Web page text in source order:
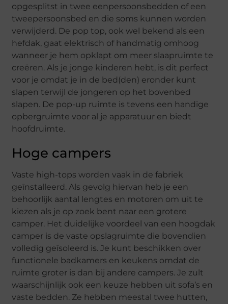
opgesplitst in twee eenpersoonsbedden of een
tweepersoonsbed en die soms kunnen worden
verwijderd. De pop top, ook wel bekend als een
hefdak, gaat elektrisch of handmatig omhoog
wanneer je hem opklapt om meer slaapruimte te
creëren. Als je jonge kinderen hebt, is dit perfect
voor je omdat je in de bed(den) eronder kunt
slapen terwijl de jongeren op het bovenbed
slapen. De pop-up ruimte is tevens een handige
opbergruimte voor al je apparatuur en biedt
hoofdruimte.
Hoge campers
Vaste high-tops worden vaak in de fabriek
geïnstalleerd. Als gevolg hiervan heb je een
behoorlijk aantal lengtes en motoren om uit te
kiezen als je op zoek bent naar een grotere
camper. Het duidelijke voordeel van een hoogdak
camper is de vaste opslagruimte die bovendien
volledig geïsoleerd is. Je kunt beschikken over
functionele badkamers en keukens omdat de
ruimte groter is dan bij andere campers. Je zult
waarschijnlijk ook een keuze hebben uit sofa’s en
vaste bedden. Ze hebben meestal twee hutten,